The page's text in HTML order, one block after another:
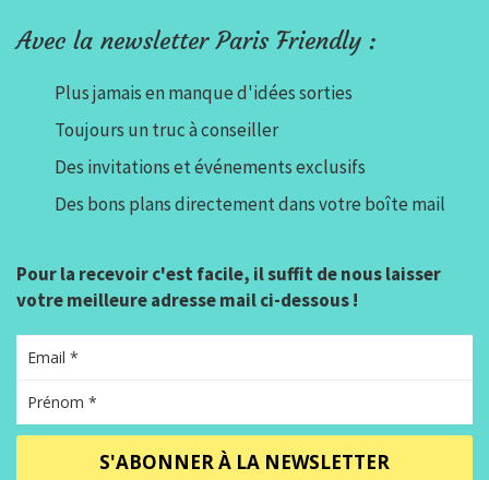
Avec la newsletter Paris Friendly :
Plus jamais en manque d'idées sorties
Toujours un truc à conseiller
Des invitations et événements exclusifs
Des bons plans directement dans votre boîte mail
Pour la recevoir c'est facile, il suffit de nous laisser
votre meilleure adresse mail ci-dessous !
S'ABONNER À LA NEWSLETTER